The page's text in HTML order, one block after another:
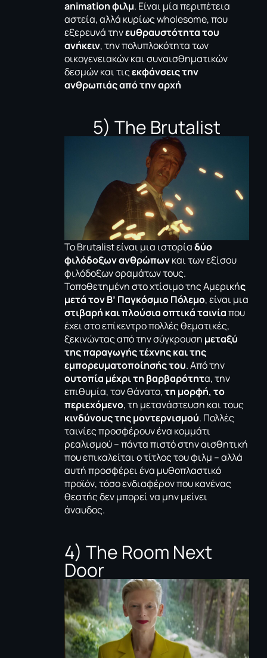
animation φιλμ. Είναι μία περιπέτεια
αστεία, αλλά κυρίως wholesome, που
εξερευνά τηνευθραυστότητα του
ανήκειν, την πολυπλοκότητα των
οικογενειακών και συναισθηματικών
δεσμών και τιςεκφάνσεις την
ανθρωπιάς από την αρχή
5) The Brutalist
Το Brutalist είναι μια ιστορίαδύο
φιλόδοξων ανθρώπωνκαι των εξίσου
φιλόδοξων οραμάτων τους.
Τοποθετημένη στο χτίσιμο της Αμερικής
μετά τον Β’ Παγκόσμιο Πόλεμο, είναι μια
στιβαρή και πλούσια οπτικά ταινίαπου
έχει στο επίκεντρο πολλές θεματικές,
ξεκινώντας από την σύγκρουση μεταξύ
της παραγωγής τέχνης και της
εμπορευματοποίησής του. Από την
ουτοπία μέχρι τη βαρβαρότητα, την
επιθυμία, τον θάνατο,τη μορφή, το
περιεχόμενο, τη μετανάστευση και τους
κινδύνους της μοντερνισμού. Πολλές
ταινίες προσφέρουν ένα κομμάτι
ρεαλισμού – πάντα πιστό στην αισθητική
που επικαλείται ο τίτλος του φιλμ – αλλά
αυτή προσφέρει ένα μυθοπλαστικό
προϊόν, τόσο ενδιαφέρον που κανένας
θεατής δεν μπορεί να μην μείνει
άναυδος.
4) The Room Next
Door